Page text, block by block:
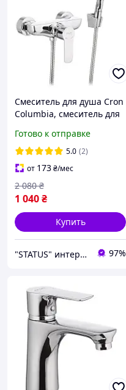
Смеситель для душа Cron
Columbia, смеситель для
смесители / краны для
душа с шлангом
Готово к отправке
5.0 (2)
от 173₴/мес
1 040₴
2 080 ₴
Купить
"STATUS" интернет магазин мужской и женской обуви 97%